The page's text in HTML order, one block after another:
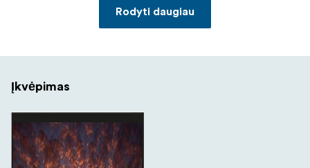
Rodyti daugiau
Įkvėpimas